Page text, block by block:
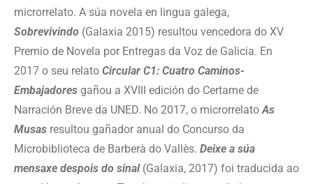
microrrelato. A súa novela en lingua galega,
Sobrevivindo (Galaxia 2015) resultou vencedora do XV
Premio de Novela por Entregas da Voz de Galicia. En
2017 o seu relato Circular C1: Cuatro Caminos-
Embajadores gañou a XVIII edición do Certame de
Narración Breve da UNED. No 2017, o microrrelatoAs
Musas resultou gañador anual do Concurso da
Microbiblioteca de Barberà do Vallès. Deixe a súa
mensaxe despois do sinal(Galaxia, 2017) foi traducida ao